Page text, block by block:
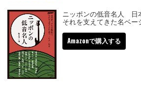
ニッポンの低音名人 日
それを支えてきた名ベー
Amazonで購入する